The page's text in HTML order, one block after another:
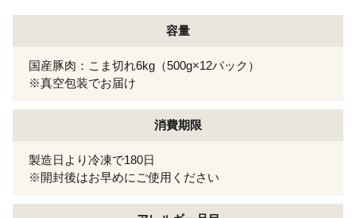
容量
国産豚肉：こま切れ6kg（500g×12パック）
※真空包装でお届け
消費期限
製造日より冷凍で180日
※開封後はお早めにご使用ください